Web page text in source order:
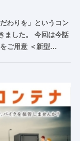
わりを」というコン
ました。 今回は今話
ご用意 ＜新型…